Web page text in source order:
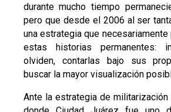
durante mucho tiempo
pero que desde el 2006 al ser
una estrategia que
estas historias permanentes:
olviden, contarlas bajo sus
buscar la mayor visualización
Ante la estrategia de